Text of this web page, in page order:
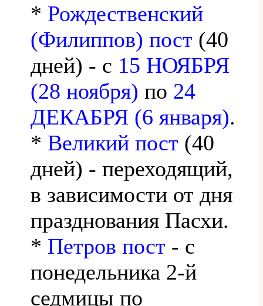
* Рождественский
(Филиппов) пост (40
дней) - с 15 НОЯБРЯ
(28 ноября) по 24
ДЕКАБРЯ (6 января).
* Великий пост (40
дней) - переходящий,
в зависимости от дня
празднования Пасхи.
* Петров пост - с
понедельника 2-й
седмицы по